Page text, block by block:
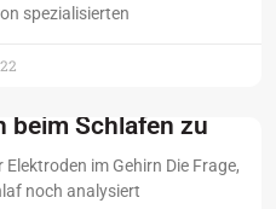
spezialisierten
beim Schlafen zu
im Gehirn Die Frage,
noch analysiert